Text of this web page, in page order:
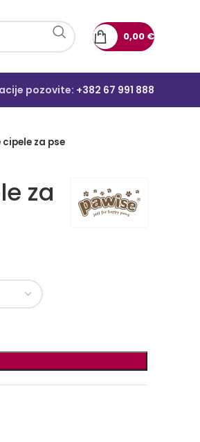
0,00 €
pozovite: +382 67 991 888
za pse
za